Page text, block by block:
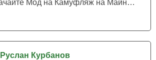
Скачайте Мод на Камуфляж на Майнкрафт...
Руслан Курбанов